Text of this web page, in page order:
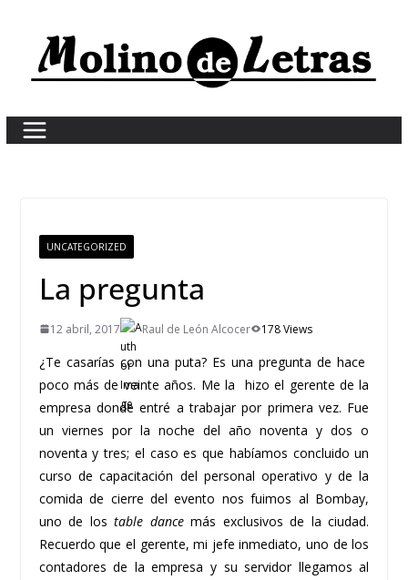
content
UNCATEGORIZED
La pregunta
12 abril, 2017 Raul de León Alcocer 178 Views
¿Te casarías con una puta? Es una pregunta de hace
poco más de veinte años. Me la hizo el gerente de la
empresa donde entré a trabajar por primera vez. Fue
un viernes por la noche del año noventa y dos o
noventa y tres; el caso es que habíamos concluido un
curso de capacitación del personal operativo y de la
comida de cierre del evento nos fuimos al Bombay,
uno de lostable dancemás exclusivos de la ciudad.
Recuerdo que el gerente, mi jefe inmediato, uno de los
contadores de la empresa y su servidor llegamos al